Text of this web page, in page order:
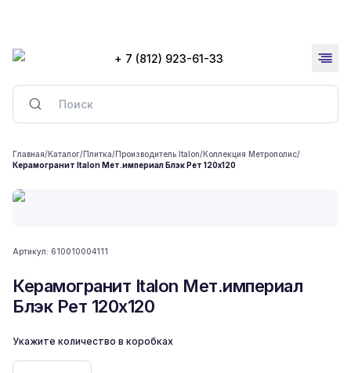
+ 7 (812) 923-61-33
Главная/Каталог/Плитка/Производитель Italon/Коллекция Метрополис/
Керамогранит Italon Мет.империал Блэк Рет 120x120
Артикул: 610010004111
Керамогранит Italon Мет.империал
Блэк Рет 120x120
Укажите количество в коробках